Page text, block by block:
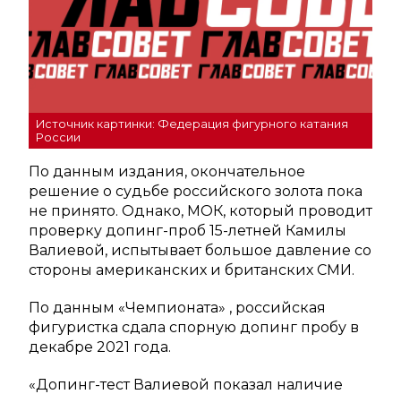
Источник картинки: Федерация фигурного катания
России
По данным издания, окончательное
решение о судьбе российского золота пока
не принято. Однако, МОК, который проводит
проверку допинг-проб 15-летней Камилы
Валиевой, испытывает большое давление со
стороны американских и британских СМИ.
По данным «Чемпионата» , российская
фигуристка сдала спорную допинг пробу в
декабре 2021 года.
«Допинг-тест Валиевой показал наличие